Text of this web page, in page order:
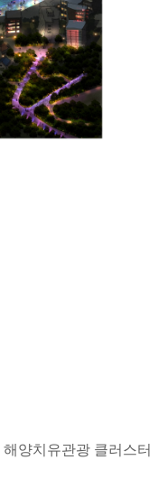
양치유관광 클러스터